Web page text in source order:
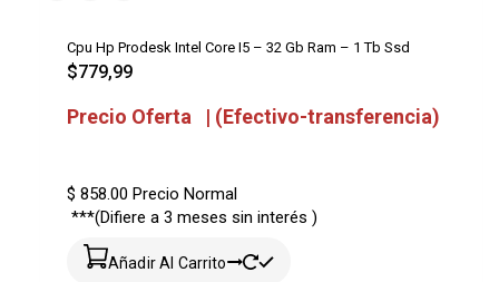
Cpu Hp Prodesk Intel Core I5 – 32 Gb Ram – 1 Tb Ssd
$779,99
Precio Oferta | (Efectivo-transferencia)
$ 858.00 Precio Normal
***(Difiere a 3 meses sin interés )
Añadir Al Carrito